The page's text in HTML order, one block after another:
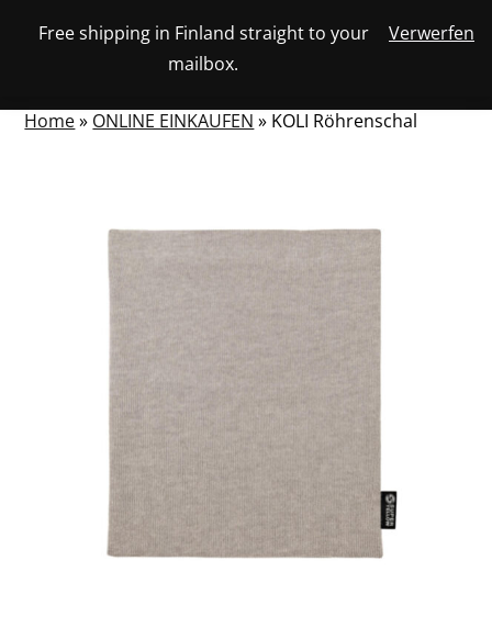
Free shipping in Finland straight to your
mailbox.
Verwerfen
SEARCH
View
CART
Home» ONLINE EINKAUFEN » KOLI Röhrenschal